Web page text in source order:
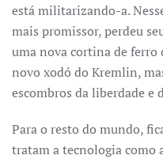
está militarizando-a.
mais promissor, perdeu
uma nova cortina de ferro
novo xodó do Kremlin,
escombros da liberdade e
Para o resto do mundo,
tratam a tecnologia como